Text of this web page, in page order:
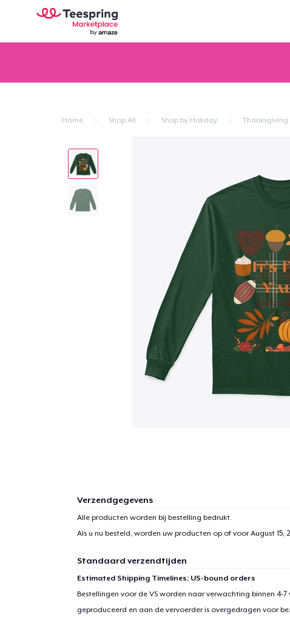
Home Shop All Shop by Holiday Thanksgiving
Verzendgegevens
Alle producten worden bij bestelling bedrukt.
Als u nu besteld, worden uw producten op of voorAugust 15,
Standaard verzendtijden
Estimated Shipping Timelines: US-bound orders
Bestellingen voor de VS worden naar verwachting binnen 4-
geproduceerd en aan de vervoerder is overgedragen voor